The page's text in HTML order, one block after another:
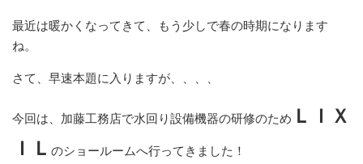
最近は暖かくなってきて、もう少しで春の時期になります
ね。
さて、早速本題に入りますが、、、、
今回は、加藤工務店で水回り設備機器の研修のため ＬＩＸ
ＩＬ のショールームへ行ってきました！